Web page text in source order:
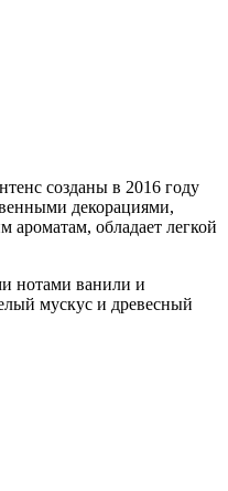
созданы в 2016 году
декорациями,
обладает легкой
нотами ванили и
мускус и древесный